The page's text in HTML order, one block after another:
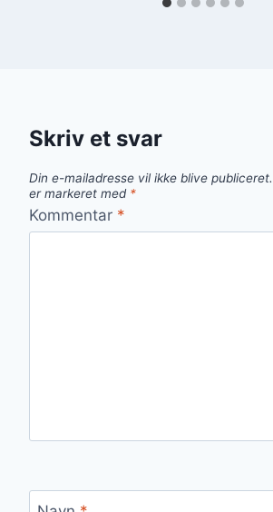
Skriv et svar
Din e-mailadresse vil ikke blive publiceret.
er markeret med *
Kommentar *